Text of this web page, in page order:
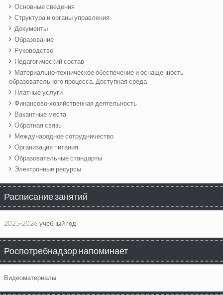
Основные сведения
Структура и органы управления
Документы
Образование
Руководство
Педагогический состав
Материально-техническое обеспечение и оснащенность
образовательного процесса. Доступная среда
Платные услуги
Финансово-хозяйственная деятельность
Вакантные места
Обратная связь
Международное сотрудничество
Организация питания
Образовательные стандарты
Электронные ресурсы
Расписание занятий
2025-2026 учебный год
Роспотребнадзор напоминает
Видеоматериалы